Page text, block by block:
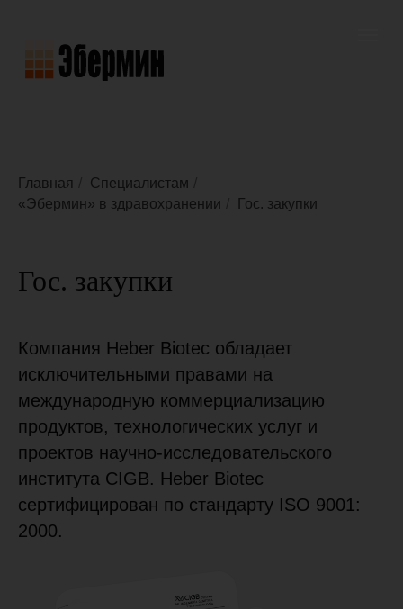
Главная Специалистам
«Эбермин» в здравохранении
Гос. закупки
Гос. закупки
Компания Heber Biotec обладает
исключительными правами на
международную коммерциализацию
продуктов, технологических услуг и
проектов научно-исследовательского
института CIGB. Heber Biotec
сертифицирован по стандарту ISO 9001:
2000.